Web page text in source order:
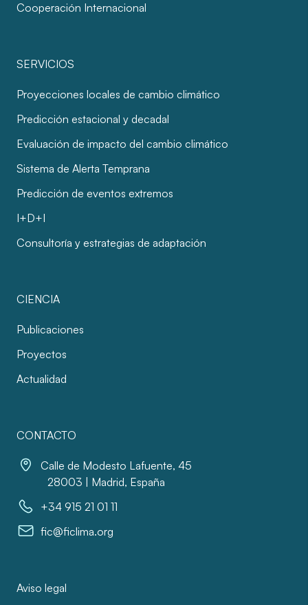
Cooperación Internacional
SERVICIOS
Proyecciones locales de cambio climático
Predicción estacional y decadal
Evaluación de impacto del cambio climático
Sistema de Alerta Temprana
Predicción de eventos extremos
I+D+I
Consultoría y estrategias de adaptación
CIENCIA
Publicaciones
Proyectos
Actualidad
CONTACTO
Calle de Modesto Lafuente, 45
28003 | Madrid, España
+34 915 21 01 11
fic@ficlima.org
Aviso legal